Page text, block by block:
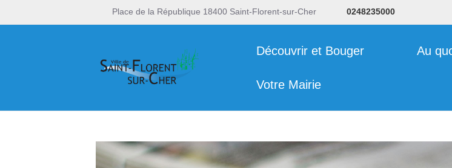
Place de la République 18400 Saint-Florent-sur-Cher 0248235000
Découvrir et Bouger Au
Votre Mairie